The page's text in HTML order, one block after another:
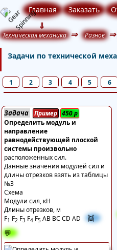
Главная Заказать
⇓
Техническая механика ⇒ Разное ⇒
Задачи по технической
1
2 3 4 5 6
Задача Пример 450р
Определить модуль и
направление
равнодействующей плоской
системы произвольно
расположенных сил.
Данные значения модулей сил и
длины отрезков взять из таблицы
№3
Схема
Модули сил, кН
Длины отрезков, м
F1 F2 F3 F4 F5 AB BC CD AD
👯
💬